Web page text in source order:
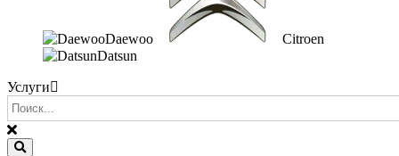
Daewoo
Citroen
Datsun
Услуги